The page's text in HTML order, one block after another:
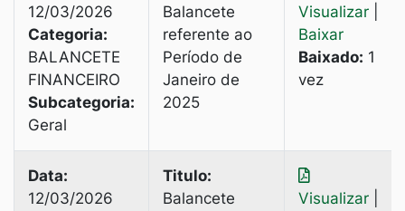
12/03/2026
Categoria:
BALANCETE
FINANCEIRO
Subcategoria:
Geral
Balancete
referente ao
Período de
Janeiro de
2025
Visualizar
Baixar
Baixado: 1
vez
Data:
12/03/2026
Titulo:
Balancete
Visualizar